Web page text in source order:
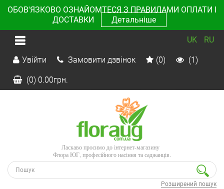
ОБОВ'ЯЗКОВО ОЗНАЙОМТЕСЯ З ПРАВИЛАМИ ОПЛАТИ І
ДОСТАВКИ
Детальніше
UK RU
Увійти Замовити дзвінок (0) (1)
(0) 0.00грн.
Ласкаво просимо до інтернет-магазину
Флора ЮГ, професійного насіння та саджанців.
Розширений пошук